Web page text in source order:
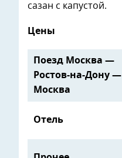
сазан с капустой.
Цены
Поезд Москва —
Ростов-на-Дону —
Москва
Отель